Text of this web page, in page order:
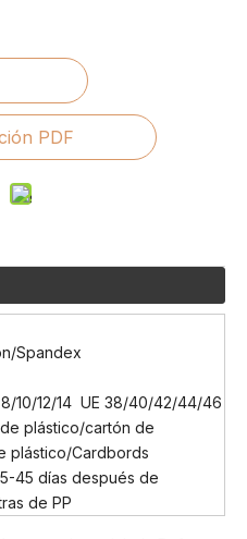
PDF
Spandex
10/12/14 UE 38/40/42/44/46
plástico/cartón de
plástico/Cardbords
45 días después de
de PP